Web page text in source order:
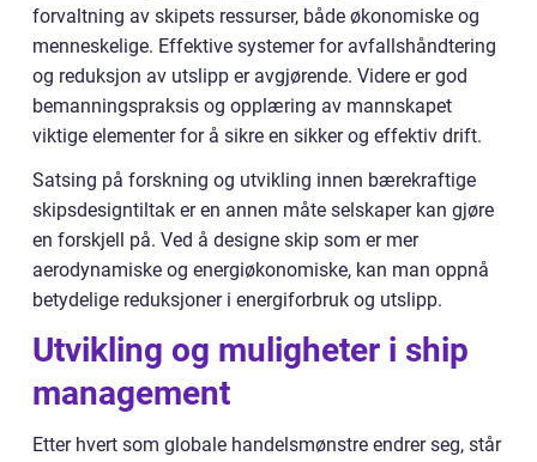
forvaltning av skipets ressurser, både økonomiske og
menneskelige. Effektive systemer for avfallshåndtering
og reduksjon av utslipp er avgjørende. Videre er god
bemanningspraksis og opplæring av mannskapet
viktige elementer for å sikre en sikker og effektiv drift.
Satsing på forskning og utvikling innen bærekraftige
skipsdesigntiltak er en annen måte selskaper kan gjøre
en forskjell på. Ved å designe skip som er mer
aerodynamiske og energiøkonomiske, kan man oppnå
betydelige reduksjoner i energiforbruk og utslipp.
Utvikling og muligheter i ship
management
Etter hvert som globale handelsmønstre endrer seg, står